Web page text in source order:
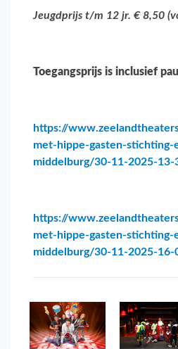
Jeugdprijs t/m 12 jr. € 8,50
Toegangsprijs is inclusief
https://
met-hippe-gasten-stichting-
middelburg/30-11-2025-13-
https://
met-hippe-gasten-stichting-
middelburg/30-11-2025-16-